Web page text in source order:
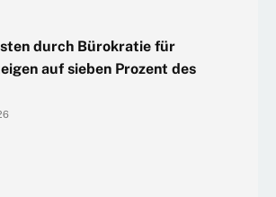
durch Bürokratie für
auf sieben Prozent des